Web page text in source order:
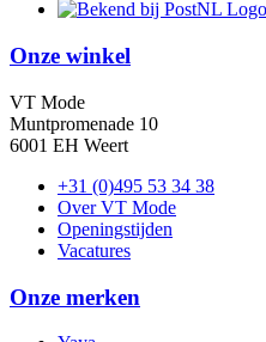
Onze winkel
VT Mode
Muntpromenade 10
6001 EH Weert
+31 (0)495 53 34 38
Over VT Mode
Openingstijden
Vacatures
Onze merken